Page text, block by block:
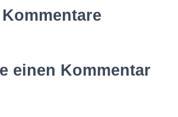
Kommentare
einen Kommentar